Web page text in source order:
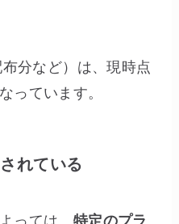
分など）は、現時点
っています。
れている
っては、 特定のプラ